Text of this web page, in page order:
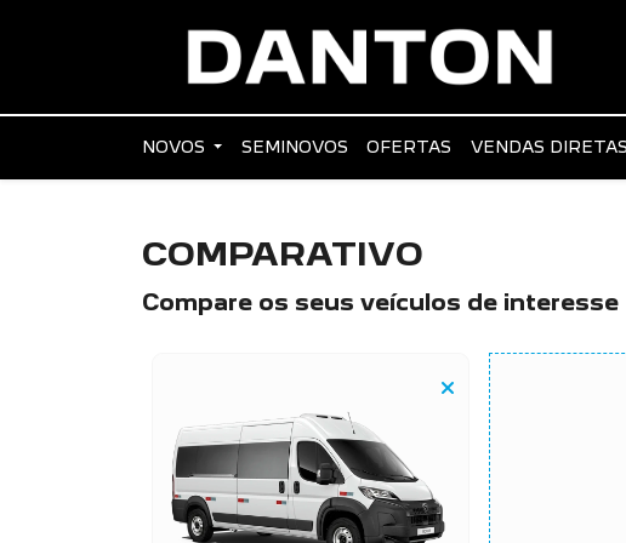
NOVOS SEMINOVOS OFERTAS VENDAS DIRETAS
COMPARATIVO
Compare os seus veículos de interesse